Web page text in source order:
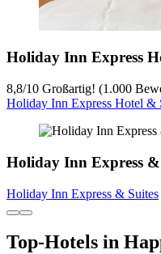
Holiday Inn Express
8,8/10 Großartig! (1.000
Holiday Inn Express Hotel &
Holiday Inn Express &
Holiday Inn Express & Suites
Top-Hotels in